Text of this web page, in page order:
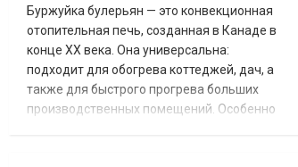
Буржуйка булерьян — это конвекционная
отопительная печь, созданная в Канаде в
конце XX века. Она универсальна:
подходит для обогрева коттеджей, дач, а
также для быстрого прогрева больших
производственных помещений. Особенно